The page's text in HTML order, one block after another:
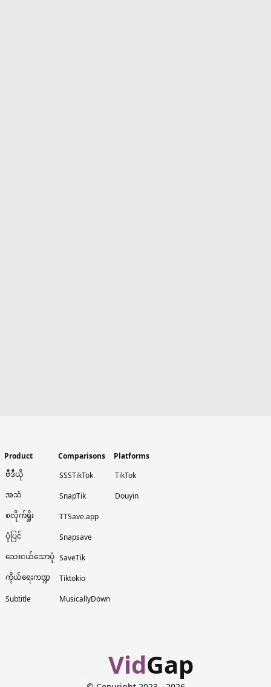
Product
ဗီဒီယို
အသံ
စလိုက်ရှိုး
ပုံပြင်
သေးငယ်သောပုံ
ကိုယ်ရေးကဏ္ဍ
Subtitle
Comparisons
SSSTikTok
SnapTik
TTSave.app
Snapsave
SaveTik
Tiktokio
MusicallyDown
Platforms
TikTok
Douyin
VidGap